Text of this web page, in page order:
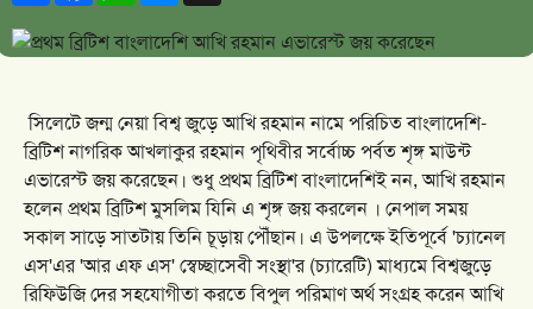
সিলেটে জন্ম নেয়া বিশ্ব জুড়ে আখি রহমান নামে পরিচিত বাংলাদেশি-
ব্রিটিশ নাগরিক আখলাকুর রহমান পৃথিবীর সর্বোচ্চ পর্বত শৃঙ্গ মাউন্ট
এভারেস্ট জয় করেছেন। শুধু প্রথম ব্রিটিশ বাংলাদেশিই নন, আখি রহমান
হলেন প্রথম ব্রিটিশ মুসলিম যিনি এ শৃঙ্গ জয় করলেন । নেপাল সময়
সকাল সাড়ে সাতটায় তিনি চূড়ায় পৌঁছান। এ উপলক্ষে ইতিপূর্বে 'চ্যানেল
এস'এর 'আর এফ এস' স্বেচ্ছাসেবী সংস্থা'র (চ্যারেটি) মাধ্যমে বিশ্বজুড়ে
রিফিউজি দের সহযোগীতা করতে বিপুল পরিমাণ অর্থ সংগ্রহ করেন আখি